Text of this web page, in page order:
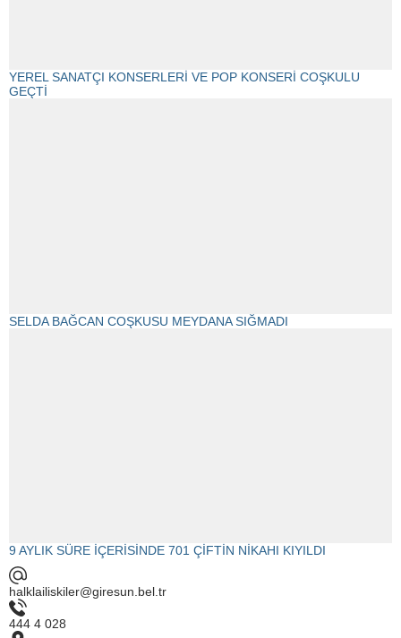
YEREL SANATÇI KONSERLERİ VE POP KONSERİ COŞKULU
GEÇTİ
SELDA BAĞCAN COŞKUSU MEYDANA SIĞMADI
9 AYLIK SÜRE İÇERİSİNDE 701 ÇİFTİN NİKAHI KIYILDI
halklailiskiler@giresun.bel.tr
444 4 028